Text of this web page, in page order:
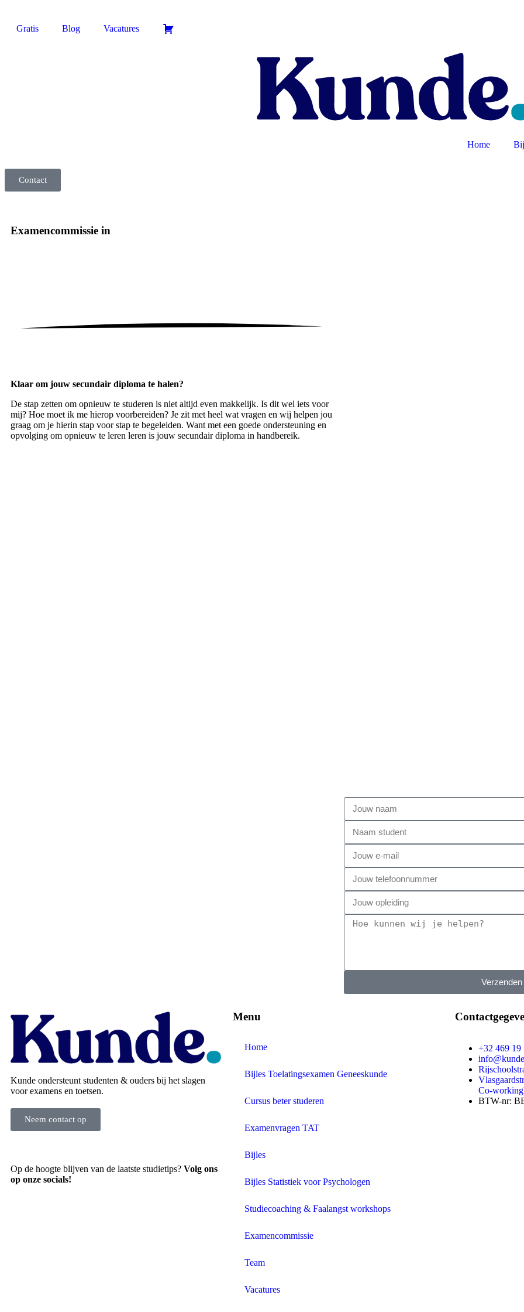
Gratis Blog Vacatures
Home
Contact
Examencommissie in
Klaar om jouw secundair diploma te halen?
De stap zetten om opnieuw te studeren is niet altijd even makkelijk. Is dit wel iets voor
mij? Hoe moet ik me hierop voorbereiden? Je zit met heel wat vragen en wij helpen jou
graag om je hierin stap voor stap te begeleiden. Want met een goede ondersteuning en
opvolging om opnieuw te leren leren is jouw secundair diploma in handbereik.
Verzenden
Kunde ondersteunt studenten & ouders bij het slagen
voor examens en toetsen.
Neem contact op
Op de hoogte blijven van de laatste studietips? Volg ons
op onze socials!
Menu
Home
Bijles Toelatingsexamen Geneeskunde
Cursus beter studeren
Examenvragen TAT
Bijles
Bijles Statistiek voor Psychologen
Studiecoaching & Faalangst workshops
Examencommissie
Team
Vacatures
+32 469 19
Co-
BTW-nr: